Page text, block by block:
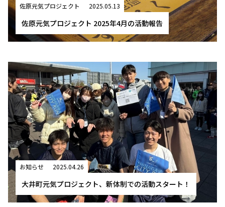
佐原元気プロジェクト 2025.05.13
佐原元気プロジェクト 2025年4月の活動報告
お知らせ 2025.04.26
大井町元気プロジェクト、新体制での活動スタート！